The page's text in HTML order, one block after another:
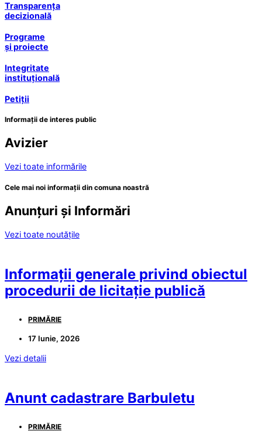
Transparența
decizională
Programe
și proiecte
Integritate
instituțională
Petiții
Informații de interes public
Avizier
Vezi toate informările
Cele mai noi informații din comuna noastră
Anunțuri și Informări
Vezi toate noutățile
Informații generale privind obiectul
procedurii de licitație publică
PRIMĂRIE
17 Iunie, 2026
Vezi detalii
Anunt cadastrare Barbuletu
PRIMĂRIE